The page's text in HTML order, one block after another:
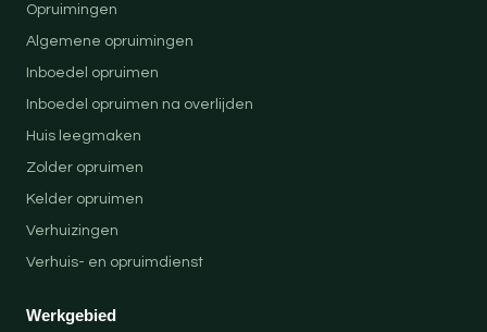
Opruimingen
Algemene opruimingen
Inboedel opruimen
Inboedel opruimen na overlijden
Huis leegmaken
Zolder opruimen
Kelder opruimen
Verhuizingen
Verhuis- en opruimdienst
Werkgebied